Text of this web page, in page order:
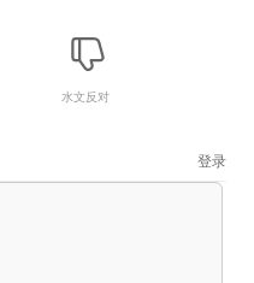
水文反对
登录